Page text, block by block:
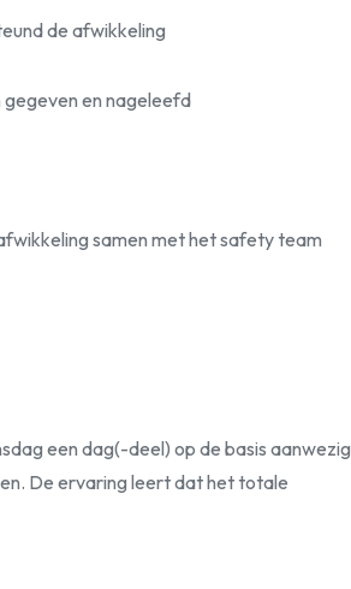
de afwikkeling
en nageleefd
samen met het safety team
een dag(-deel) op de basis aanwezig
De ervaring leert dat het totale